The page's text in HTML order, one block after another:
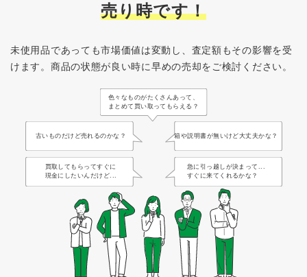
売り時です！
未使用品であっても市場価値は変動し、査定額もその影響を受
けます。 商品の状態が良い時に早めの売却をご検討ください。
色々なものがたくさんあって、
まとめて買い取ってもらえる？
古いものだけど売れるのかな？ 箱や説明書が無いけど大丈夫かな？
買取してもらってすぐに
現金にしたいんだけど...
急に引っ越しが決まって...
すぐに来てくれるかな？